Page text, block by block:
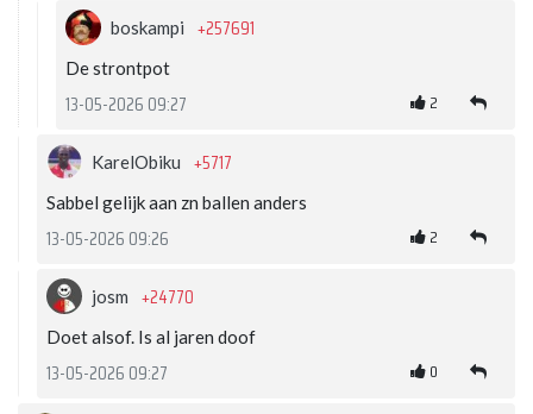
boskampi +257691
De strontpot
13-05-2026 09:27 2
KarelObiku +5717
Sabbel gelijk aan zn ballen anders
13-05-2026 09:26 2
josm +24770
Doet alsof. Is al jaren doof
13-05-2026 09:27 0